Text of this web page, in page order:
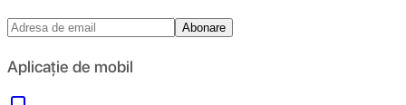
Abonare
Aplicație de mobil